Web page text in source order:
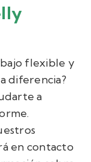
flexible y
diferencia?
a
en contacto